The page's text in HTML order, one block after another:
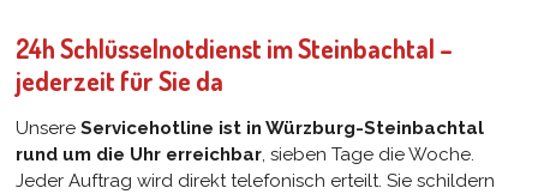
24h Schlüsselnotdienst im Steinbachtal –
jederzeit für Sie da
Unsere Servicehotline ist in Würzburg-Steinbachtal
rund um die Uhr erreichbar, sieben Tage die Woche.
Jeder Auftrag wird direkt telefonisch erteilt. Sie schildern